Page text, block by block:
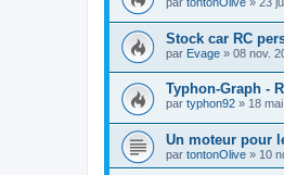
Stock car RC
par Evage » 08 nov.
Typhon-Graph -
par typhon92 » 18
Un moteur pour
par tontonOlive » 10